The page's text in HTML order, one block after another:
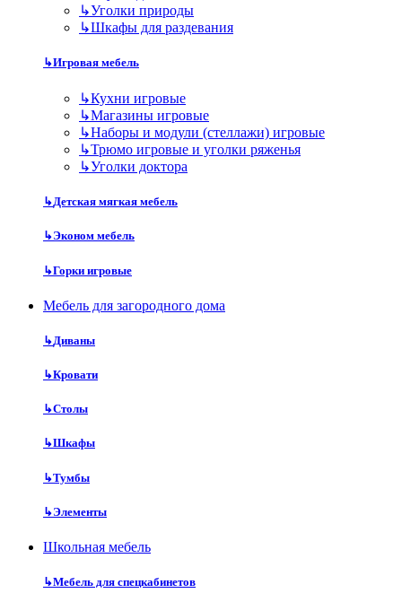
↳Уголки природы
↳Шкафы для раздевания
↳Игровая мебель
↳Кухни игровые
↳Магазины игровые
↳Наборы и модули (стеллажи) игровые
↳Трюмо игровые и уголки ряженья
↳Уголки доктора
↳Детская мягкая мебель
↳Эконом мебель
↳Горки игровые
Мебель для загородного дома
↳Диваны
↳Кровати
↳Столы
↳Шкафы
↳Тумбы
↳Элементы
Школьная мебель
↳Мебель для спецкабинетов